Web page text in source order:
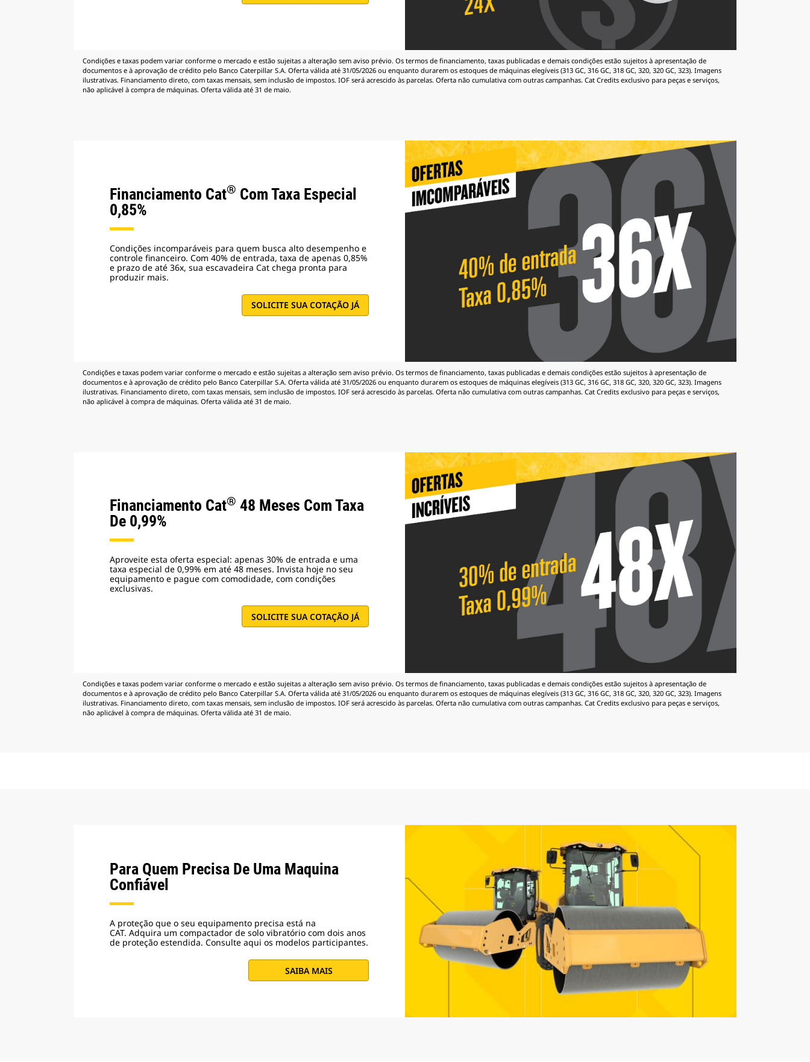
Condições e taxas podem variar conforme o mercado e estão sujeitas a alteração sem aviso prévio. Os termos de financiamento, taxas publicadas e demais condições estão sujeitos à apresentação de
documentos e à aprovação de crédito pelo Banco Caterpillar S.A. Oferta válida até 31/05/2026 ou enquanto durarem os estoques de máquinas elegíveis (313 GC, 316 GC, 318 GC, 320, 320 GC, 323). Imagens
ilustrativas. Financiamento direto, com taxas mensais, sem inclusão de impostos. IOF será acrescido às parcelas. Oferta não cumulativa com outras campanhas. Cat Credits exclusivo para peças e serviços,
não aplicável à compra de máquinas. Oferta válida até 31 de maio.
Financiamento Cat® Com Taxa Especial
0,85%
Condições incomparáveis para quem busca alto desempenho e
controle financeiro. Com 40% de entrada, taxa de apenas 0,85%
e prazo de até 36x, sua escavadeira Cat chega pronta para
produzir mais.
SOLICITE SUA COTAÇÃO JÁ
Condições e taxas podem variar conforme o mercado e estão sujeitas a alteração sem aviso prévio. Os termos de financiamento, taxas publicadas e demais condições estão sujeitos à apresentação de
documentos e à aprovação de crédito pelo Banco Caterpillar S.A. Oferta válida até 31/05/2026 ou enquanto durarem os estoques de máquinas elegíveis (313 GC, 316 GC, 318 GC, 320, 320 GC, 323). Imagens
ilustrativas. Financiamento direto, com taxas mensais, sem inclusão de impostos. IOF será acrescido às parcelas. Oferta não cumulativa com outras campanhas. Cat Credits exclusivo para peças e serviços,
não aplicável à compra de máquinas. Oferta válida até 31 de maio.
Financiamento Cat® 48 Meses Com Taxa
De 0,99%
Aproveite esta oferta especial: apenas 30% de entrada e uma
taxa especial de 0,99% em até 48 meses. Invista hoje no seu
equipamento e pague com comodidade, com condições
exclusivas.
SOLICITE SUA COTAÇÃO JÁ
Condições e taxas podem variar conforme o mercado e estão sujeitas a alteração sem aviso prévio. Os termos de financiamento, taxas publicadas e demais condições estão sujeitos à apresentação de
documentos e à aprovação de crédito pelo Banco Caterpillar S.A. Oferta válida até 31/05/2026 ou enquanto durarem os estoques de máquinas elegíveis (313 GC, 316 GC, 318 GC, 320, 320 GC, 323). Imagens
ilustrativas. Financiamento direto, com taxas mensais, sem inclusão de impostos. IOF será acrescido às parcelas. Oferta não cumulativa com outras campanhas. Cat Credits exclusivo para peças e serviços,
não aplicável à compra de máquinas. Oferta válida até 31 de maio.
Para Quem Precisa De Uma Maquina
Confiável
A proteção que o seu equipamento precisa está na
CAT. Adquira um compactador de solo vibratório com dois anos
de proteção estendida. Consulte aqui os modelos participantes.
SAIBA MAIS